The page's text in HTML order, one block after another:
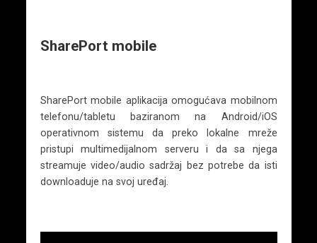
SharePort mobile
SharePort mobile aplikacija omogućava mobilnom
telefonu/tabletu baziranom na Android/iOS
operativnom sistemu da preko lokalne mreže
pristupi multimedijalnom serveru i da sa njega
streamuje video/audio sadržaj bez potrebe da isti
downloaduje na svoj uređaj.